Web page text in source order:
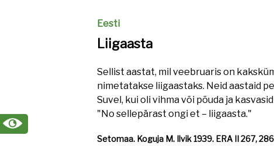
Eesti
Liigaasta
Sellist aastat, mil veebruaris on
nimetatakse liigaastaks. Neid aastaid
Suvel, kui oli vihma või põuda ja
"No sellepärast ongi et – liigaasta."
Setomaa. Koguja M. Ilvik 1939. ERA II 267,